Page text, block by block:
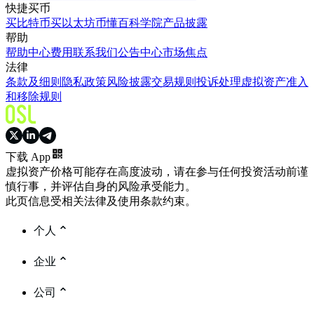
快捷买币
买比特币买以太坊币懂百科学院产品披露
帮助
帮助中心费用联系我们公告中心市场焦点
法律
条款及细则 隐私政策风险披露交易规则 投诉处理虚拟资产准入
和移除规则
下载 App
虚拟资产价格可能存在高度波动，请在参与任何投资活动前谨
慎行事，并评估自身的风险承受能力。
此页信息受相关法律及使用条款约束。
个人
企业
公司